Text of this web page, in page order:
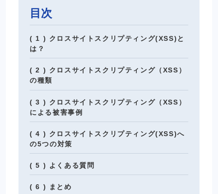
目次
( 1 ) クロスサイトスクリプティング(XSS)と
は？
( 2 ) クロスサイトスクリプティング（XSS）
の種類
( 3 ) クロスサイトスクリプティング（XSS）
による被害事例
( 4 ) クロスサイトスクリプティング(XSS)へ
の5つの対策
( 5 ) よくある質問
( 6 ) まとめ